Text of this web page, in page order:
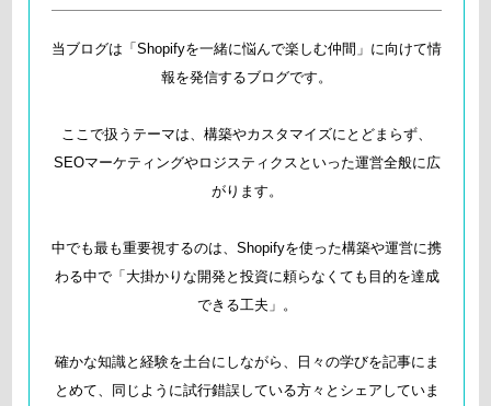
当ブログは「Shopifyを一緒に悩んで楽しむ仲間」に向けて情
報を発信するブログです。
ここで扱うテーマは、構築やカスタマイズにとどまらず、
SEOマーケティングやロジスティクスといった運営全般に広
がります。
中でも最も重要視するのは、Shopifyを使った構築や運営に携
わる中で「大掛かりな開発と投資に頼らなくても目的を達成
できる工夫」。
確かな知識と経験を土台にしながら、日々の学びを記事にま
とめて、同じように試行錯誤している方々とシェアしていま